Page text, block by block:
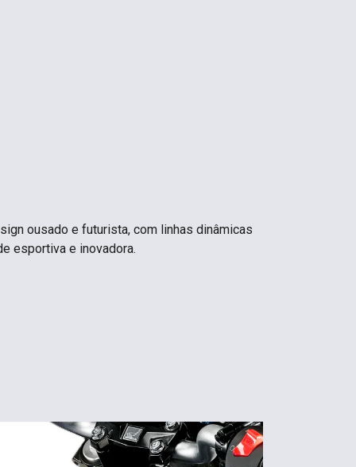
ousado e futurista, com linhas dinâmicas
esportiva e inovadora.